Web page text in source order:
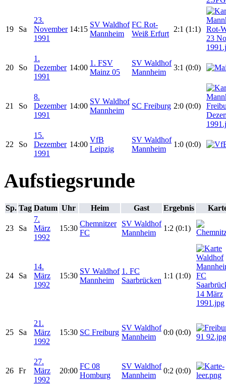
19 Sa
23.
November
1991
14:15
SV Waldhof
Mannheim
FC Rot-
Weiß Erfurt
2:1 (1:1)
20 So
1.
Dezember
1991
14:00
1. FSV
Mainz 05
SV Waldhof
Mannheim
3:1 (0:0)
21 So
8.
Dezember
1991
14:00
SV Waldhof
Mannheim
SC Freiburg 2:0 (0:0)
22 So
15.
Dezember
1991
14:00
VfB
Leipzig
SV Waldhof
Mannheim
1:0 (0:0)
Aufstiegsrunde
Sp. Tag Datum Uhr Heim Gast Ergebnis
23 Sa
7.
März
1992
15:30
Chemnitzer
FC
SV Waldhof
Mannheim
1:2 (0:1)
24 Sa
14.
März
1992
15:30
SV Waldhof
Mannheim
1. FC
Saarbrücken
1:1 (1:0)
25 Sa
21.
März
1992
15:30 SC Freiburg
SV Waldhof
Mannheim
0:0 (0:0)
26 Fr
27.
März
1992
20:00
FC 08
Homburg
SV Waldhof
Mannheim
0:2 (0:0)